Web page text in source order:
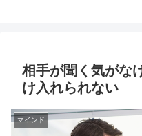
相手が聞く気がな
け入れられない
マインド